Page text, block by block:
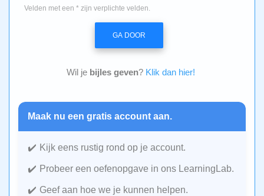
Velden met een * zijn verplichte velden.
GA DOOR
Wil je bijles geven? Klik dan hier!
Maak nu een gratis account aan.
Kijk eens rustig rond op je account.
Probeer een oefenopgave in ons LearningLab.
Geef aan hoe we je kunnen helpen.